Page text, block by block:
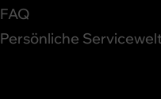
FAQ
Persönliche